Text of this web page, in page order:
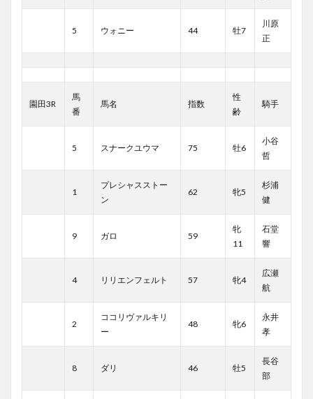
5 ウォニー 44 牡7
川原
正
園田3R
馬
番
馬名 指数
性
齢
騎手
5 スナークユウマ 75 牡6
小谷
哲
1
プレシャスストー
ン
62 牝5
杉浦
健
9 ガロ 59
牝
11
石堂
響
4 リリエンフェルト 57 牝4
広瀬
航
2
ココリヴァルキリ
ー
48 牝6
永井
孝
8 ダリ 46 牡5
長谷
部